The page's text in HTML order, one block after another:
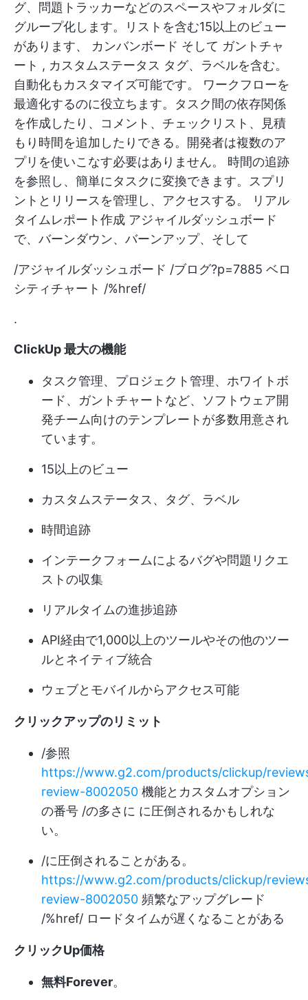
グ、問題トラッカーなどのスペースやフォルダに
グループ化します。リストを含む15以上のビュー
があります、 カンバンボード そして ガントチャ
ート , カスタムステータス タグ、ラベルを含む。
自動化もカスタマイズ可能です。
ワークフローを
最適化するのに役立ちます。タスク間の依存関係
を作成したり、コメント、チェックリスト、見積
もり時間を追加したりできる。開発者は複数のア
プリを使いこなす必要はありません。 時間の追跡
を参照し、簡単にタスクに変換できます。スプリ
ントとリリースを管理し、アクセスする。
リアル
タイムレポート作成 アジャイルダッシュボード
で、バーンダウン、バーンアップ、そして
/アジャイルダッシュボード /ブログ?p=7885 ベロ
シティチャート /%href/
.
ClickUp 最大の機能
タスク管理、プロジェクト管理、ホワイトボ
ード、ガントチャートなど、ソフトウェア開
発チーム向けのテンプレートが多数用意され
ています。
15以上のビュー
カスタムステータス、タグ、ラベル
時間追跡
インテークフォームによるバグや問題リクエ
ストの収集
リアルタイムの進捗追跡
API経由で1,000以上のツールやその他のツー
ルとネイティブ統合
ウェブとモバイルからアクセス可能
クリックアップのリミット
/参照
https://www.g2.com/products/clickup/
review-8002050 機能とカスタムオプション
の番号 /の多さに に圧倒されるかもしれな
い。
/に圧倒されることがある。
https://www.g2.com/products/clickup/
review-8002050 頻繁なアップグレード
/%href/ ロードタイムが遅くなることがある
クリックUp価格
無料Forever。